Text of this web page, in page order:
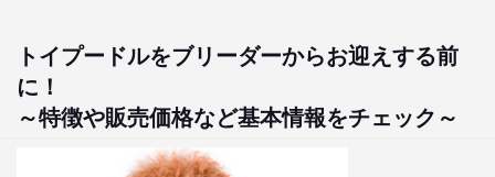
トイプードルをブリーダーからお迎えする前
に！
～特徴や販売価格など基本情報をチェック～